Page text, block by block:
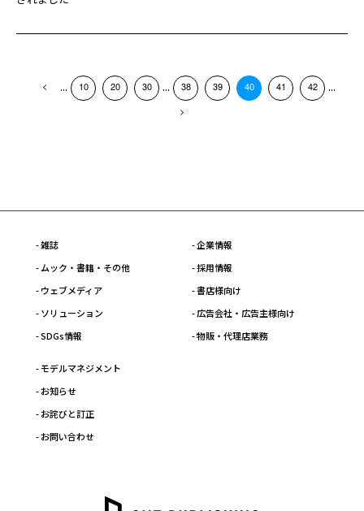
... 10 20 30 ... 38 39 40 41 42 ...
- 雑誌
- ムック・書籍・その他
- ウェブメディア
- ソリューション
- SDGs情報
- 企業情報
- 採用情報
- 書店様向け
- 広告会社・広告主様向け
- 物販・代理店業務
- モデルマネジメント
- お知らせ
- お詫びと訂正
- お問い合わせ